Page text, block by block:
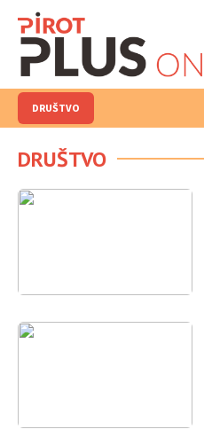
DRUŠTVO
DRUŠTVO